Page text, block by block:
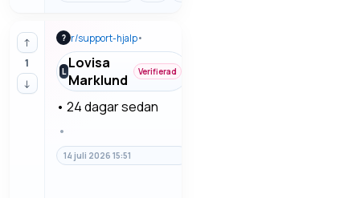
felsökning steg för
steg så man slipper
gissa.
↑
1
↓
? r/support-hjalp•
L Lovisa
Marklund
Verifierad
• 24 dagar sedan
•
14 juli 2026 15:51